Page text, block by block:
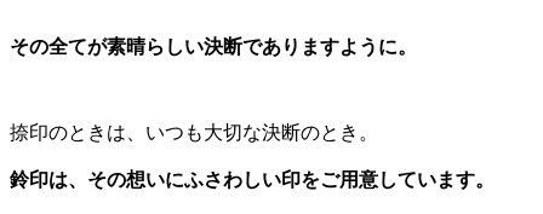
その全てが素晴らしい決断でありますように。
捺印のときは、いつも大切な決断のとき。
鈴印は、その想いにふさわしい印をご用意しています。